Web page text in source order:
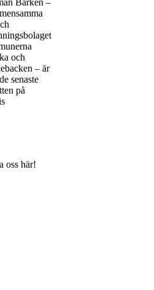
och
– är
senaste
på
oss här!